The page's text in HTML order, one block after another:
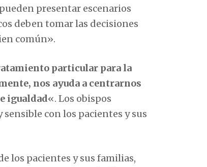
presentar escenarios
deben tomar las decisiones
común».
particular para la
nos ayuda a centrarnos
igualdad«. Los obispos
con los pacientes y sus
los pacientes y sus familias,